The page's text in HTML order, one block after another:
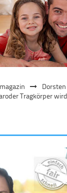
Dorsten
Tragkörper